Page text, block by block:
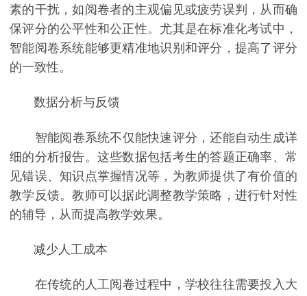
素的干扰，如阅卷者的主观偏见或疲劳误判，从而确
保评分的公平性和公正性。尤其是在标准化考试中，
智能阅卷系统能够更精准地识别和评分，提高了评分
的一致性。
数据分析与反馈
智能阅卷系统不仅能快速评分，还能自动生成详
细的分析报告。这些数据包括考生的答题正确率、常
见错误、知识点掌握情况等，为教师提供了有价值的
教学反馈。教师可以据此调整教学策略，进行针对性
的辅导，从而提高教学效果。
减少人工成本
在传统的人工阅卷过程中，学校往往需要投入大